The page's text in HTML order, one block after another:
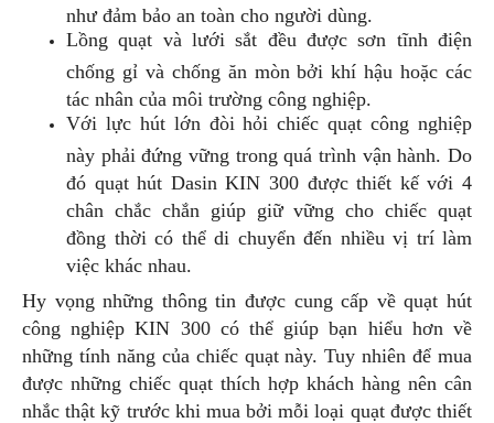
như đảm bảo an toàn cho người dùng.
Lồng quạt và lưới sắt đều được sơn tĩnh điện
chống gỉ và chống ăn mòn bởi khí hậu hoặc các
tác nhân của môi trường công nghiệp.
Với lực hút lớn đòi hỏi chiếc quạt công nghiệp
này phải đứng vững trong quá trình vận hành. Do
đó quạt hút Dasin KIN 300 được thiết kế với 4
chân chắc chắn giúp giữ vững cho chiếc quạt
đồng thời có thể di chuyển đến nhiều vị trí làm
việc khác nhau.
Hy vọng những thông tin được cung cấp về quạt hút
công nghiệp KIN 300 có thể giúp bạn hiểu hơn về
những tính năng của chiếc quạt này. Tuy nhiên để mua
được những chiếc quạt thích hợp khách hàng nên cân
nhắc thật kỹ trước khi mua bởi mỗi loại quạt được thiết